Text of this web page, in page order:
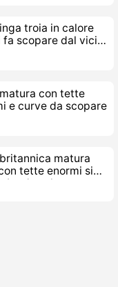
troia in calore
fa scopare dal vicino
con tette
e curve da scopare
matura
tette enormi si
da sola come